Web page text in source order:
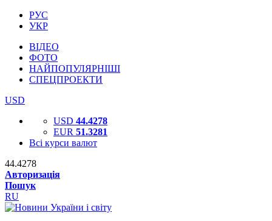
РУС
УКР
ВІДЕО
ФОТО
НАЙПОПУЛЯРНІШІ
СПЕЦПРОЕКТИ
USD
USD 44.4278
EUR 51.3281
Всі курси валют
44.4278
Авторизація
Пошук
RU